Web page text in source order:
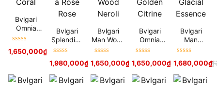
Bvlgari
Omnia
Coral
hạng5sao
1,650,000₫
Bvlgari
Splendida
Rose Rose
hạng5sao 2,500,000₫
1,980,000₫
Bvlgari
Man Wood
Neroli
hạng5sao 1,900,000₫
1,650,000₫
Bvlgari
Omnia
Golden
hạng5sao 2,400,000₫
1,650,000₫
Bvlgari
Man
Glacial
hạng5sao
1,680,000₫